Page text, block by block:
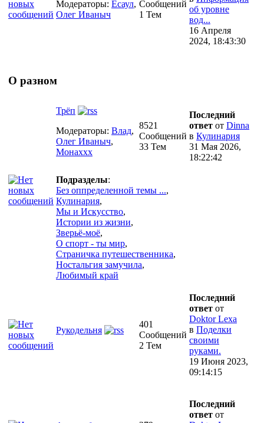
Модераторы: Есаул,
Олег Иваныч
Сообщений
1 Тем
об уровне
вод...
16 Апреля
2024, 18:43:30
О разном
Трёп
Модераторы: Влад,
Олег Иваныч,
Монаххх
8521
Сообщений
33 Тем
Последний
ответ от Dinna
в Кулинария
31 Мая 2026,
18:22:42
Подразделы:
Без оппределенной темы ...,
Кулинария,
Мы и Искусство,
Истории из жизни,
Зверьё-моё,
О спорт - ты мир,
Страничка путешественника,
Ностальгия замучила,
Любимый край
Рукодельня
401
Сообщений
2 Тем
Последний
ответ от
Doktor Lexa
в Поделки
своими
руками.
19 Июня 2023,
09:14:15
Последний
ответ от